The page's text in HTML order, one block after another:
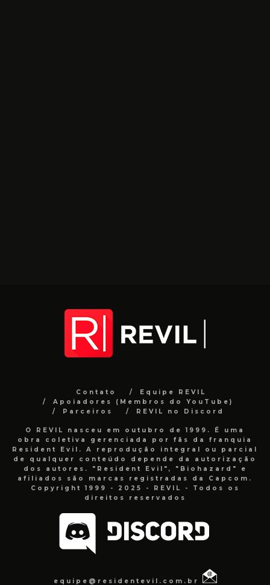
Contato
Equipe REVIL
Apoiadores (Membros do YouTube)
Parceiros
REVIL no Discord
O REVIL nasceu em outubro de 1999. É uma
obra coletiva gerenciada por fãs da franquia
Resident Evil. A reprodução integral ou parcial
de qualquer conteúdo depende da autorização
dos autores. "Resident Evil", "Biohazard" e
afiliados são marcas registradas da Capcom.
Copyright 1999 - 2025 - REVIL - Todos os
direitos reservados
equipe@residentevil.com.br